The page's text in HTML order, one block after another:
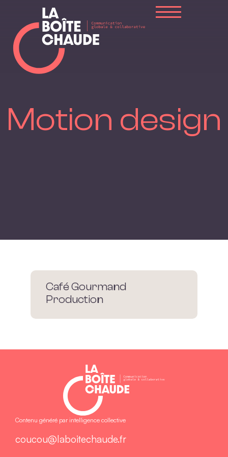
Motion design
Café Gourmand
Production
Contenu généré par intelligence collective
coucou@laboitechaude.fr